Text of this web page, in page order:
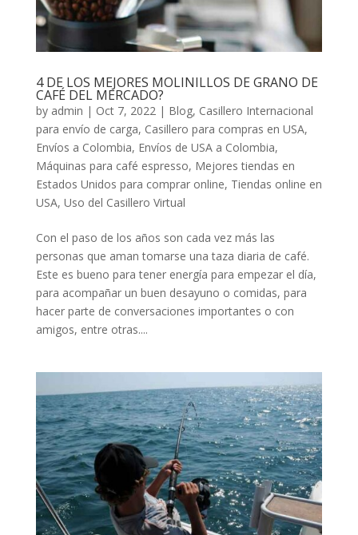
4 DE LOS MEJORES MOLINILLOS DE GRANO DE
CAFÉ DEL MERCADO?
by admin | Oct 7, 2022 | Blog, Casillero Internacional
para envío de carga, Casillero para compras en USA,
Envíos a Colombia, Envíos de USA a Colombia,
Máquinas para café espresso, Mejores tiendas en
Estados Unidos para comprar online, Tiendas online en
USA, Uso del Casillero Virtual
Con el paso de los años son cada vez más las
personas que aman tomarse una taza diaria de café.
Este es bueno para tener energía para empezar el día,
para acompañar un buen desayuno o comidas, para
hacer parte de conversaciones importantes o con
amigos, entre otras....